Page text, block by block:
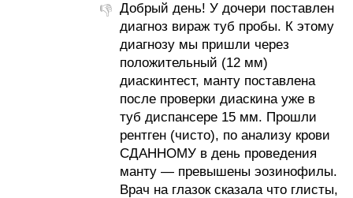
👎 Добрый день! У дочери поставлен
диагноз вираж туб пробы. К этому
диагнозу мы пришли через
положительный (12 мм)
диаскинтест, манту поставлена
после проверки диаскина уже в
туб диспансере 15 мм. Прошли
рентген (чисто), по анализу крови
СДАННОМУ в день проведения
манту — превышены эозинофилы.
Врач на глазок сказала что глисты,